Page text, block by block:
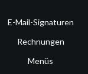
E-Mail-Signaturen
Rechnungen
Menüs